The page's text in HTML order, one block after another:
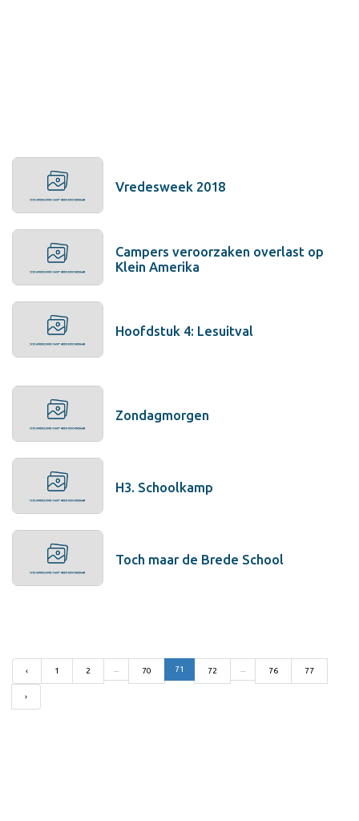
Vredesweek 2018
Campers veroorzaken overlast op
Klein Amerika
Hoofdstuk 4: Lesuitval
Zondagmorgen
H3. Schoolkamp
Toch maar de Brede School
‹ 1 2 70 71 72 76 77
›